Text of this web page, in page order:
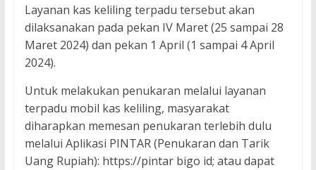
Layanan kas keliling terpadu tersebut akan
dilaksanakan pada pekan IV Maret (25 sampai 28
Maret 2024) dan pekan 1 April (1 sampai 4 April
2024).
Untuk melakukan penukaran melalui layanan
terpadu mobil kas keliling, masyarakat
diharapkan memesan penukaran terlebih dulu
melalui Aplikasi PINTAR (Penukaran dan Tarik
Uang Rupiah): https://pintar bigo id; atau dapat